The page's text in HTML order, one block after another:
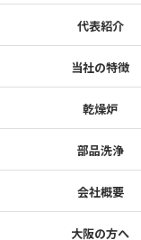
代表紹介
当社の特徴
乾燥炉
部品洗浄
会社概要
大阪の方へ